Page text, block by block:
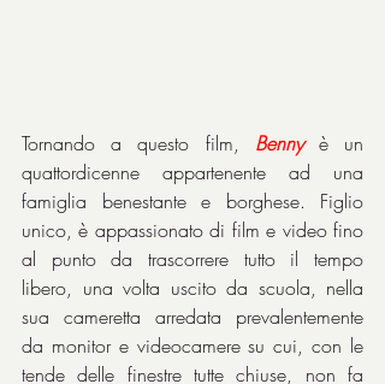
Tornando a questo film, Benny è un
quattordicenne appartenente ad una
famiglia benestante e borghese. Figlio
unico, è appassionato di film e video fino
al punto da trascorrere tutto il tempo
libero, una volta uscito da scuola, nella
sua cameretta arredata prevalentemente
da monitor e videocamere su cui, con le
tende delle finestre tutte chiuse, non fa